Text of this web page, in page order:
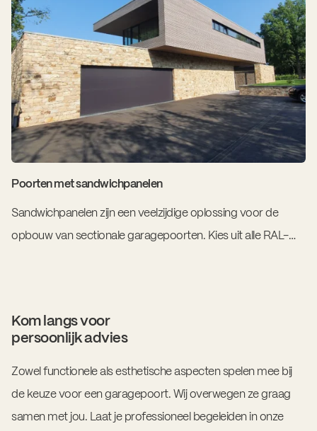
Poorten met sandwichpanelen
Sandwichpanelen zijn een veelzijdige oplossing voor de
opbouw van sectionale garagepoorten. Kies uit alle RAL-
Kom langs voor
persoonlijk advies
Zowel functionele als esthetische aspecten spelen mee bij
de keuze voor een garagepoort. Wij overwegen ze graag
samen met jou. Laat je professioneel begeleiden in onze